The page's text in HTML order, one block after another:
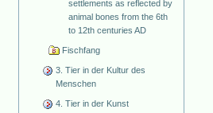
settlements as reflected by
animal bones from the 6th
to 12th centuries AD
Fischfang
3. Tier in der Kultur des
Menschen
4. Tier in der Kunst